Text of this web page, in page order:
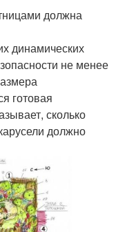
должна
динамических
не менее
готовая
сколько
должно